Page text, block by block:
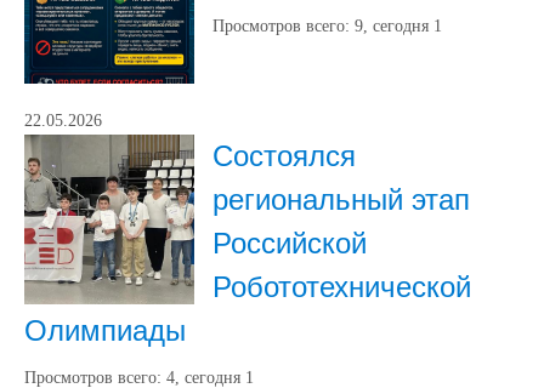
Просмотров всего: 9, сегодня 1
22.05.2026
Состоялся
региональный этап
Российской
Робототехнической
Олимпиады
Просмотров всего: 4, сегодня 1